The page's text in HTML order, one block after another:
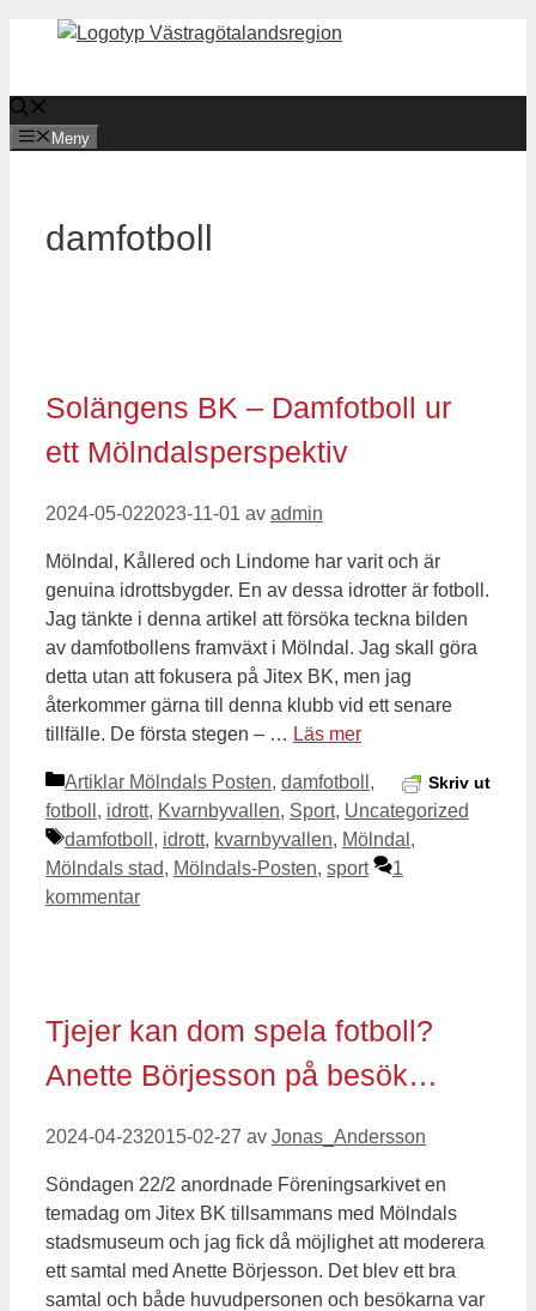
Hoppa
Meny
damfotboll
Solängens BK – Damfotboll ur
ett Mölndalsperspektiv
2024-05-022023-11-01 av admin
Mölndal, Kållered och Lindome har varit och är
genuina idrottsbygder. En av dessa idrotter är fotboll.
Jag tänkte i denna artikel att försöka teckna bilden
av damfotbollens framväxt i Mölndal. Jag skall göra
detta utan att fokusera på Jitex BK, men jag
återkommer gärna till denna klubb vid ett senare
tillfälle. De första stegen – … Läs mer
Skriv ut
Kategorier
Artiklar Mölndals Posten, damfotboll ,
fotboll , idrott, Kvarnbyvallen, Sport, Uncategorized
Etiketter
damfotboll , idrott, kvarnbyvallen, Mölndal ,
Mölndals stad, Mölndals-Posten, sport
1
kommentar
Tjejer kan dom spela fotboll?
Anette Börjesson på besök…
2024-04-232015-02-27 av Jonas_Andersson
Söndagen 22/2 anordnade Föreningsarkivet en
temadag om Jitex BK tillsammans med Mölndals
stadsmuseum och jag fick då möjlighet att moderera
ett samtal med Anette Börjesson. Det blev ett bra
samtal och både huvudpersonen och besökarna var